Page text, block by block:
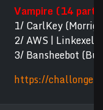
Vampire (14
1/ CarlKey
2/ AWS |
3/ Bansheebot
https://